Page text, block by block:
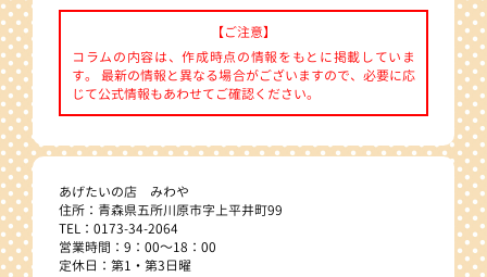
【ご注意】
コラムの内容は、作成時点の情報をもとに掲載していま
す。 最新の情報と異なる場合がございますので、必要に応
じて公式情報もあわせてご確認ください。
あげたいの店 みわや
住所：青森県五所川原市字上平井町99
TEL：0173-34-2064
営業時間：9：00～18：00
定休日：第1・第3日曜